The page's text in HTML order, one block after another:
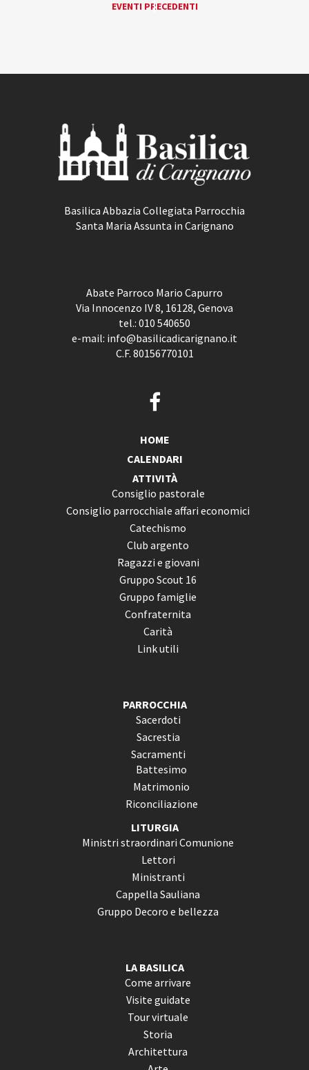
EVENTI PRECEDENTI
Basilica Abbazia Collegiata Parrocchia
Santa Maria Assunta in Carignano
Abate Parroco Mario Capurro
Via Innocenzo IV 8, 16128, Genova
tel.: 010 540650
e-mail: info@basilicadicarignano.it
C.F. 80156770101
HOME
CALENDARI
ATTIVITÀ
Consiglio pastorale
Consiglio parrocchiale affari economici
Catechismo
Club argento
Ragazzi e giovani
Gruppo Scout 16
Gruppo famiglie
Confraternita
Carità
Link utili
PARROCCHIA
Sacerdoti
Sacrestia
Sacramenti
Battesimo
Matrimonio
Riconciliazione
LITURGIA
Ministri straordinari Comunione
Lettori
Ministranti
Cappella Sauliana
Gruppo Decoro e bellezza
LA BASILICA
Come arrivare
Visite guidate
Tour virtuale
Storia
Architettura